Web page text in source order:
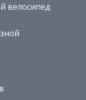
велосипед